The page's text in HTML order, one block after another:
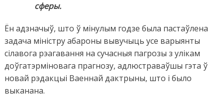
сферы.
Ён адзначыў, што ў мінулым годзе была пастаўлена
задача міністру абароны вывучыць усе варыянты
сілавога рэагавання на сучасныя пагрозы з улікам
доўгатэрміновага прагнозу, адлюстраваўшы гэта ў
новай рэдакцыі Ваеннай дактрыны, што і было
выканана.